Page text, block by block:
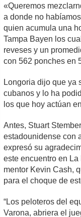
«Queremos
a donde no
quien acumula una
Tampa Bayen los
reveses y un
con 562 ponches en
Longoria dijo que ya
cubanos y lo ha
los que hoy actúan
Antes, Stuart
estadounidense con
expresó su
este encuentro en
mentor Kevin Cash,
para el choque de
“Los peloteros del
Varona, abriera el